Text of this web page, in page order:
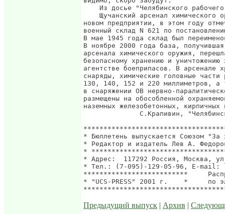
Предыдущий выпуск | Архив |